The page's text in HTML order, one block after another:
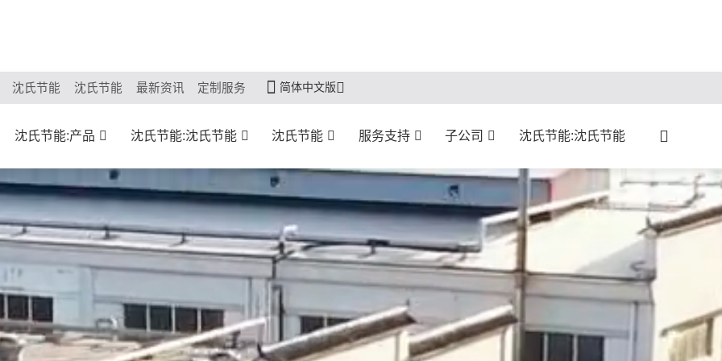
沈氏节能 沈氏节能 最新资讯 定制服务 简体中文版
沈氏节能:产品 沈氏节能:沈氏节能 沈氏节能 服务支持 子公司 沈氏节能:沈氏节能